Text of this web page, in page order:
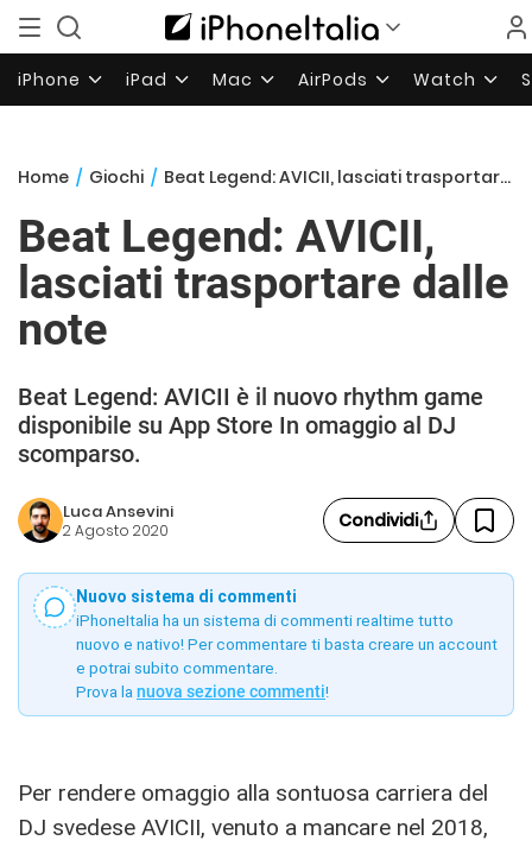
iPhone iPad Mac AirPods Watch
Home / Giochi / Beat Legend: AVICII, lasciati trasportare dalle note
Beat Legend: AVICII,
lasciati trasportare dalle
note
Beat Legend: AVICII è il nuovo rhythm game
disponibile su App Store In omaggio al DJ
scomparso.
Luca Ansevini
2 Agosto 2020 Condividi
Nuovo sistema di commenti
iPhoneItalia ha un sistema di commenti realtime tutto
nuovo e nativo! Per commentare ti basta creare un account
e potrai subito commentare.
Prova la nuova sezione commenti!
Per rendere omaggio alla sontuosa carriera del
DJ svedese AVICII, venuto a mancare nel 2018,